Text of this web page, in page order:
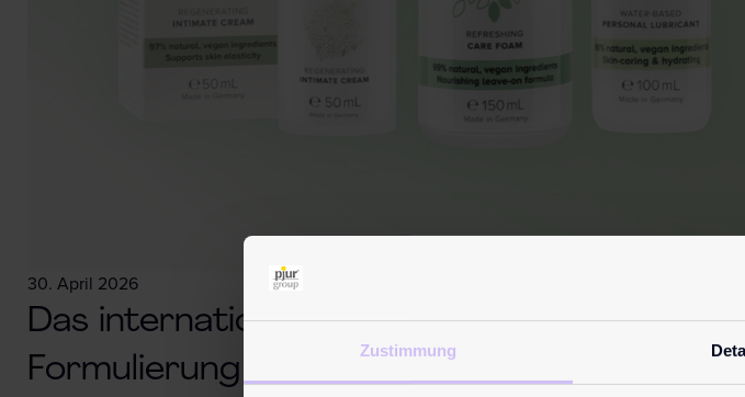
Zustimmung
30. April 2026
Das international anerkannte Vegan Siegel
Formulierung beider Produkte.